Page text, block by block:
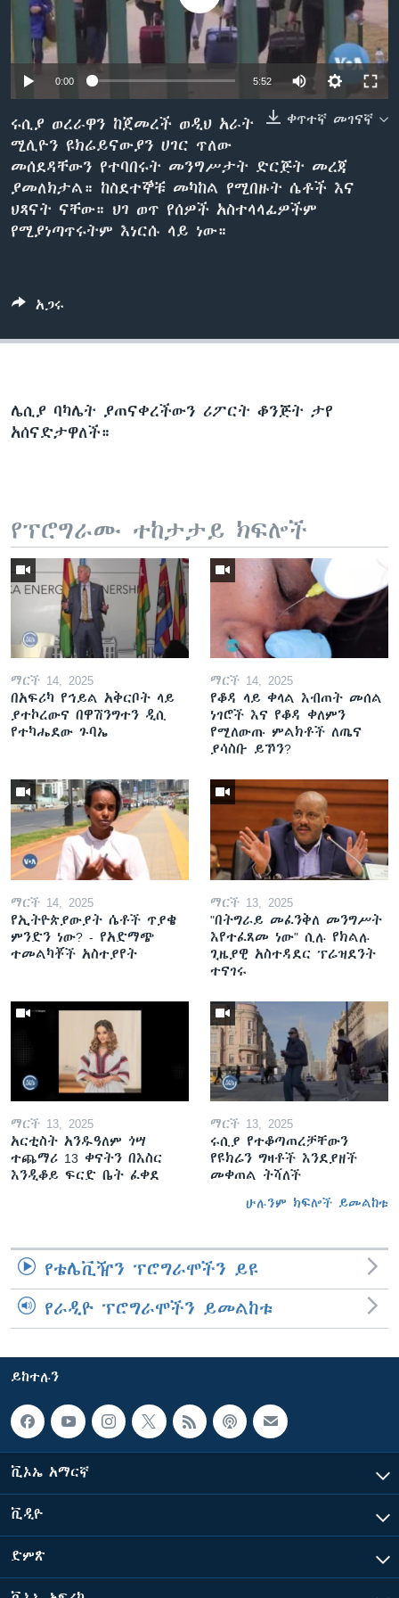
ቋንቋዎች
0:00 5:52
ቀጥተኛ መገናኛ
ሩሲያ ወረራዋን ከጀመረች ወዲህ አራት
ሚሊዮን ዩክሬይናውያን ሀገር ጥለው
መሰደዳቸውን የተባበሩት መንግሥታት ድርጅት መረጃ
ያመለክታል። ከስደተኞቹ መካከል የሚበዙት ሴቶች እና
ህጻናት ናቸው። ህገ ወጥ የሰዎች አስተላላፊዎችም
የሚያነጣጥሩትም እነርሱ ላይ ነው።
አጋሩ
ሌሲያ ባካሌት ያጠናቀረችውን ሪፖርት ቆንጅት ታየ
አሰናድታዋለች።
የፕሮግራሙ ተከታታይ ክፍሎች
ማርች 14, 2025
በአፍሪካ የኅይል አቅርቦት ላይ
ያተኮረውና በዋሽንግተን ዲሲ
የተካሔደው ጉባኤ
ማርች 14, 2025
የቆዳ ላይ ቀላል እብጠት መሰል
ነገሮች እና የቆዳ ቀለምን
የሚለውጡ ምልክቶች ለጤና
ያሳስቡ ይኾን?
ማርች 14, 2025
የኢትዮጵያውያት ሴቶች ጥያቄ
ምንድን ነው? - የአድማጭ
ተመልካቾች አስተያየት
ማርች 13, 2025
"በትግራይ መፈንቅለ መንግሥት
እየተፈጸመ ነው" ሲሉ የክልሉ
ጊዜያዊ አስተዳደር ፕሬዝደንት
ተናገሩ
ማርች 13, 2025
አርቲስት አንዱዓለም ጎሣ
ተጨማሪ 13 ቀናትን በእስር
እንዲቆይ ፍርድ ቤት ፈቀደ
ማርች 13, 2025
ሩሲያ የተቆጣጠረቻቸውን
የዩክሬን ግዛቶች እንደያዘች
መቀጠል ትሻለች
ሁሉንም ክፍሎች ይመልከቱ
የቴሌቪዥን ፕሮግራሞችን ይዩ
የራዲዮ ፕሮግራሞችን ይመልከቱ
ይከተሉን
ቪኦኤ አማርኛ
ቪዲዮ
ድምጽ